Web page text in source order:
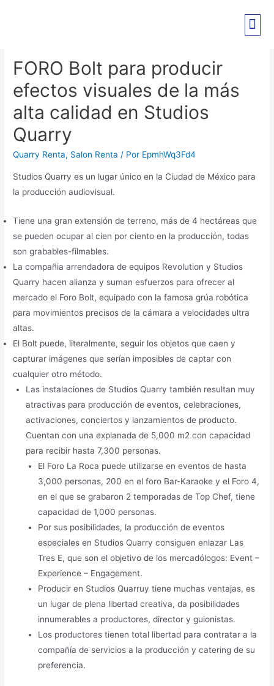
FORO Bolt para producir
efectos visuales de la más
alta calidad en Studios
Quarry
Quarry Renta, Salon Renta / Por EpmhWq3Fd4
Studios Quarry es un lugar único en la Ciudad de México para
la producción audiovisual.
Tiene una gran extensión de terreno, más de 4 hectáreas que
se pueden ocupar al cien por ciento en la producción, todas
son grabables-filmables.
La compañia arrendadora de equipos Revolution y Studios
Quarry hacen alianza y suman esfuerzos para ofrecer al
mercado el Foro Bolt, equipado con la famosa grúa robótica
para movimientos precisos de la cámara a velocidades ultra
altas.
El Bolt puede, literalmente, seguir los objetos que caen y
capturar imágenes que serían imposibles de captar con
cualquier otro método.
Las instalaciones de Studios Quarry también resultan muy
atractivas para producción de eventos, celebraciones,
activaciones, conciertos y lanzamientos de producto.
Cuentan con una explanada de 5,000 m2 con capacidad
para recibir hasta 7,300 personas.
El Foro La Roca puede utilizarse en eventos de hasta
3,000 personas, 200 en el foro Bar-Karaoke y el Foro 4,
en el que se grabaron 2 temporadas de Top Chef, tiene
capacidad de 1,000 personas.
Por sus posibilidades, la producción de eventos
especiales en Studios Quarry consiguen enlazar Las
Tres E, que son el objetivo de los mercadólogos: Event –
Experience – Engagement.
Producir en Studios Quarruy tiene muchas ventajas, es
un lugar de plena libertad creativa, da posibilidades
innumerables a productores, director y guionistas.
Los productores tienen total libertad para contratar a la
compañía de servicios a la producción y catering de su
preferencia.